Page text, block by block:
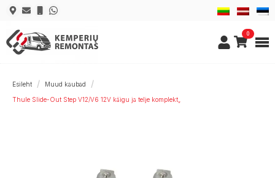
0
Esileht Muud kaubad
Thule Slide-Out Step V12/V6 12V käigu ja telje komplekt„